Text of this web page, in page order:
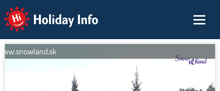
Holiday Info